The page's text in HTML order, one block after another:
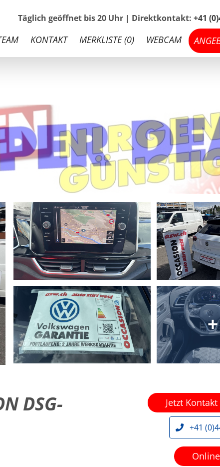
Täglich geöffnet bis 20 Uhr | Direktkontakt: +41
KONTAKT MERKLISTE (0) WEBCAM
DSG-
Jetzt
+41